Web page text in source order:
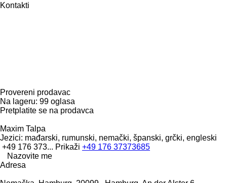
Kontakti
Provereni prodavac
Na lageru: 99 oglasa
Pretplatite se na prodavca
Maxim Talpa
Jezici: mađarski, rumunski, nemački, španski, grčki, engleski
+49 176 373... Prikaži +49 176 37373685
Nazovite me
Adresa